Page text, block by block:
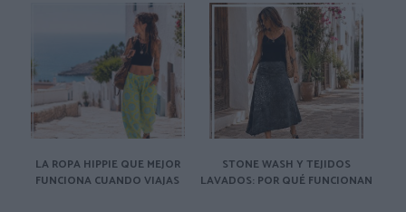
LA ROPA HIPPIE QUE MEJOR
FUNCIONA CUANDO VIAJAS
STONE WASH Y TEJIDOS
LAVADOS: POR QUÉ FUNCIONAN